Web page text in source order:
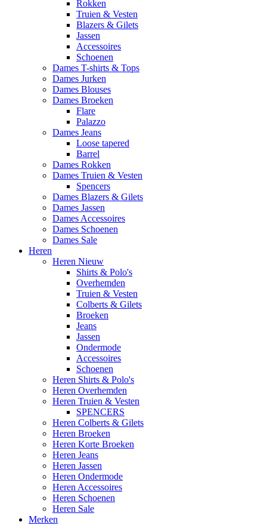
Rokken
Truien & Vesten
Blazers & Gilets
Jassen
Accessoires
Schoenen
Dames T-shirts & Tops
Dames Jurken
Dames Blouses
Dames Broeken
Flare
Palazzo
Dames Jeans
Loose tapered
Barrel
Dames Rokken
Dames Truien & Vesten
Spencers
Dames Blazers & Gilets
Dames Jassen
Dames Accessoires
Dames Schoenen
Dames Sale
Heren
Heren Nieuw
Shirts & Polo's
Overhemden
Truien & Vesten
Colberts & Gilets
Broeken
Jeans
Jassen
Ondermode
Accessoires
Schoenen
Heren Shirts & Polo's
Heren Overhemden
Heren Truien & Vesten
SPENCERS
Heren Colberts & Gilets
Heren Broeken
Heren Korte Broeken
Heren Jeans
Heren Jassen
Heren Ondermode
Heren Accessoires
Heren Schoenen
Heren Sale
Merken